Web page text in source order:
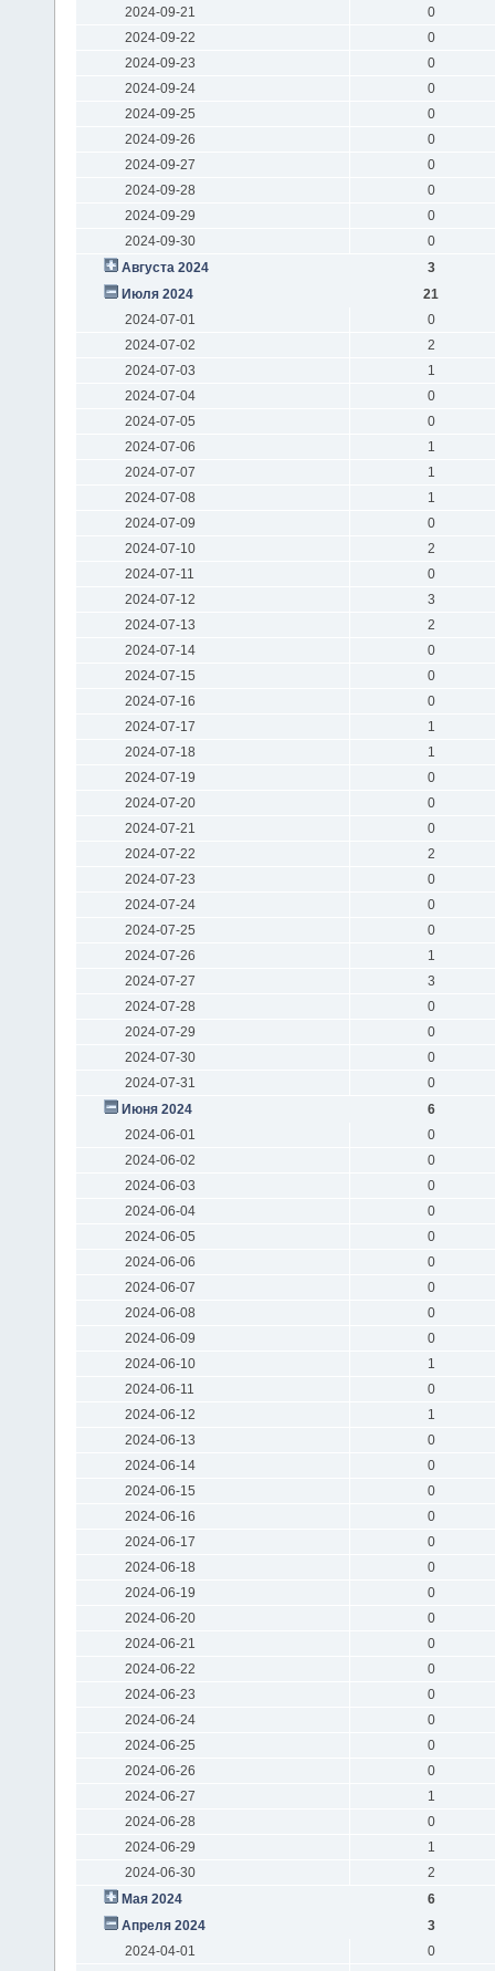
2024-09-21
0
2024-09-22
0
2024-09-23
0
2024-09-24
0
2024-09-25
0
2024-09-26
0
2024-09-27
0
2024-09-28
0
2024-09-29
0
2024-09-30
0
Августа 2024
3
Июля 2024
21
2024-07-01
0
2024-07-02
2
2024-07-03
1
2024-07-04
0
2024-07-05
0
2024-07-06
1
2024-07-07
1
2024-07-08
1
2024-07-09
0
2024-07-10
2
2024-07-11
0
2024-07-12
3
2024-07-13
2
2024-07-14
0
2024-07-15
0
2024-07-16
0
2024-07-17
1
2024-07-18
1
2024-07-19
0
2024-07-20
0
2024-07-21
0
2024-07-22
2
2024-07-23
0
2024-07-24
0
2024-07-25
0
2024-07-26
1
2024-07-27
3
2024-07-28
0
2024-07-29
0
2024-07-30
0
2024-07-31
0
Июня 2024
6
2024-06-01
0
2024-06-02
0
2024-06-03
0
2024-06-04
0
2024-06-05
0
2024-06-06
0
2024-06-07
0
2024-06-08
0
2024-06-09
0
2024-06-10
1
2024-06-11
0
2024-06-12
1
2024-06-13
0
2024-06-14
0
2024-06-15
0
2024-06-16
0
2024-06-17
0
2024-06-18
0
2024-06-19
0
2024-06-20
0
2024-06-21
0
2024-06-22
0
2024-06-23
0
2024-06-24
0
2024-06-25
0
2024-06-26
0
2024-06-27
1
2024-06-28
0
2024-06-29
1
2024-06-30
2
Мая 2024
6
Апреля 2024
3
2024-04-01
0